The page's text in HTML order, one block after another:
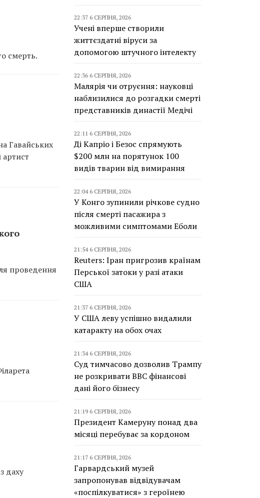
смерть.
Гавайських
проведення
даху
22:37 6 СЕРПНЯ, 2026
Учені вперше створили
життєздатні віруси за
допомогою штучного інтелекту
22:36 6 СЕРПНЯ, 2026
Малярія чи отруєння: науковці
наблизилися до розгадки смерті
представників династії Медічі
22:11 6 СЕРПНЯ, 2026
Ді Капріо і Безос спрямують
$200 млн на порятунок 100
видів тварин від вимирання
22:04 6 СЕРПНЯ, 2026
У Конго зупинили річкове судно
після смерті пасажира з
можливими симптомами Еболи
21:54 6 СЕРПНЯ, 2026
Reuters: Іран пригрозив країнам
Перської затоки у разі атаки
США
21:37 6 СЕРПНЯ, 2026
У США леву успішно видалили
катаракту на обох очах
21:34 6 СЕРПНЯ, 2026
Суд тимчасово дозволив Трампу
не розкривати BBC фінансові
дані його бізнесу
21:19 6 СЕРПНЯ, 2026
Президент Камеруну понад два
місяці перебуває за кордоном
21:17 6 СЕРПНЯ, 2026
Гарвардський музей
запропонував відвідувачам
«поспілкуватися» з героїнею